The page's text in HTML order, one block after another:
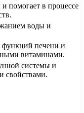
помогает в процессе
воды и
функций печени и
витаминами.
системы и
свойствами.